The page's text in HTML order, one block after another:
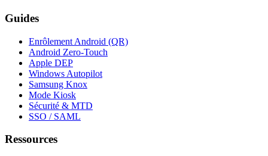
Guides
Enrôlement Android (QR)
Android Zero-Touch
Apple DEP
Windows Autopilot
Samsung Knox
Mode Kiosk
Sécurité & MTD
SSO / SAML
Ressources